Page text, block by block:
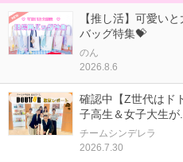
【推し活】可愛い
バッグ特集💝
のん
2026.8.6
確認中【Z世代はド
子高生＆女子大生が
チームシンデレラ
2026.7.30